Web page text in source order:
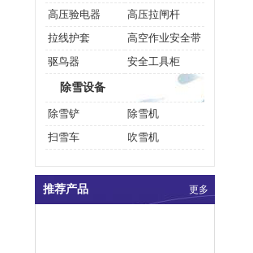
高压验电器
高压拉闸杆
拉线护套
高空作业安全带
驱鸟器
安全工具柜
除雪设备
除雪铲
除雪机
扫雪车
吹雪机
推荐产品 更多